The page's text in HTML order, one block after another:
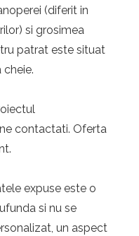
(diferit in
si grosimea
patrat este situat
cheie.
contactati. Oferta
expuse este o
si nu se
un aspect